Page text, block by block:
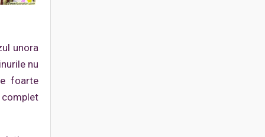
unora
nu
foarte
complet